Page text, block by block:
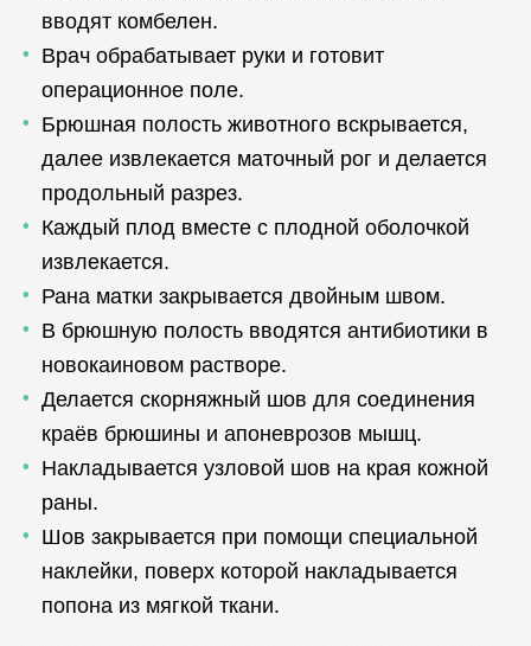
вводят комбелен.
Врач обрабатывает руки и готовит
операционное поле.
Брюшная полость животного вскрывается,
далее извлекается маточный рог и делается
продольный разрез.
Каждый плод вместе с плодной оболочкой
извлекается.
Рана матки закрывается двойным швом.
В брюшную полость вводятся антибиотики в
новокаиновом растворе.
Делается скорняжный шов для соединения
краёв брюшины и апоневрозов мышц.
Накладывается узловой шов на края кожной
раны.
Шов закрывается при помощи специальной
наклейки, поверх которой накладывается
попона из мягкой ткани.